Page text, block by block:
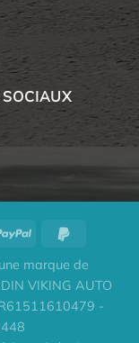
marque de
VIKING AUTO
-